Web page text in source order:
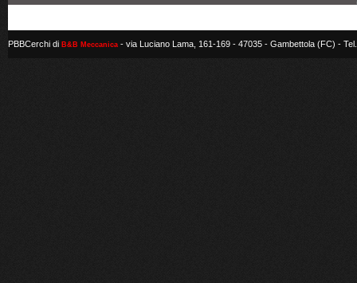
PBBCerchi di B&B Meccanica - via Luciano Lama, 161-169 - 47035 - Gambettola (FC) -